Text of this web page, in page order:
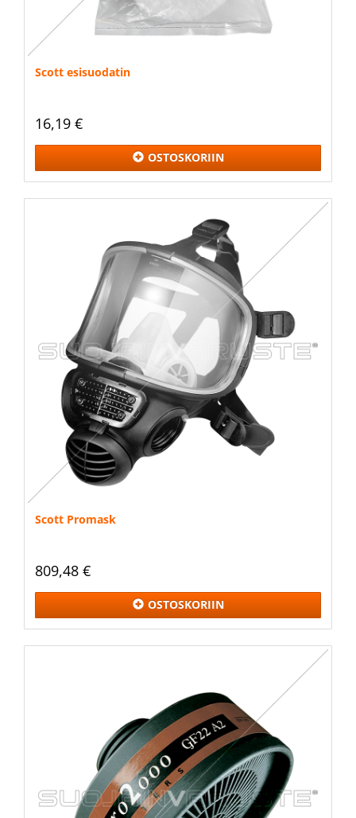
Scott esisuodatin
16,19 €
OSTOSKORIIN
Scott Promask
809,48 €
OSTOSKORIIN